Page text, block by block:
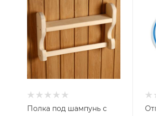
Полка под шампунь с